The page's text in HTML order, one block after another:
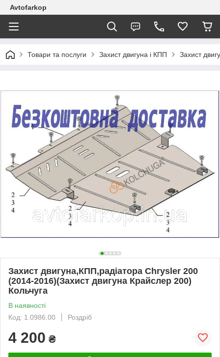
Avtofarkop
Товари та послуги Захист двигуна і КПП Захист
Захист двигуна,КПП,радіатора Chrysler 200
(2014-2016)(Захист двигуна Крайслер 200)
Кольчуга
В наявності
Код: 1.0986.00
Роздріб
4 200 ₴